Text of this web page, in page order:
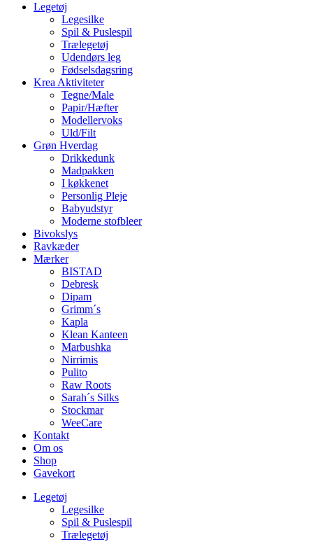
Legetøj
Legesilke
Spil & Puslespil
Trælegetøj
Udendørs leg
Fødselsdagsring
Krea Aktiviteter
Tegne/Male
Papir/Hæfter
Modellervoks
Uld/Filt
Grøn Hverdag
Drikkedunk
Madpakken
I køkkenet
Personlig Pleje
Babyudstyr
Moderne stofbleer
Bivokslys
Ravkæder
Mærker
BISTAD
Debresk
Dipam
Grimm´s
Kapla
Klean Kanteen
Marbushka
Nirrimis
Pulito
Raw Roots
Sarah´s Silks
Stockmar
WeeCare
Kontakt
Om os
Shop
Gavekort
Legetøj
Legesilke
Spil & Puslespil
Trælegetøj